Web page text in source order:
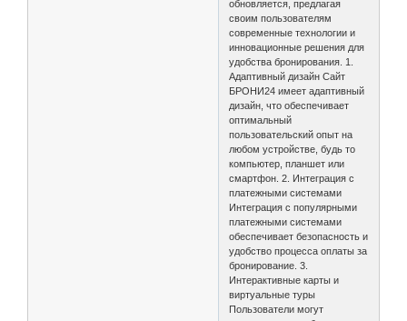
обновляется, предлагая
своим пользователям
современные технологии и
инновационные решения для
удобства бронирования. 1.
Адаптивный дизайн Сайт
БРОНИ24 имеет адаптивный
дизайн, что обеспечивает
оптимальный
пользовательский опыт на
любом устройстве, будь то
компьютер, планшет или
смартфон. 2. Интеграция с
платежными системами
Интеграция с популярными
платежными системами
обеспечивает безопасность и
удобство процесса оплаты за
бронирование. 3.
Интерактивные карты и
виртуальные туры
Пользователи могут